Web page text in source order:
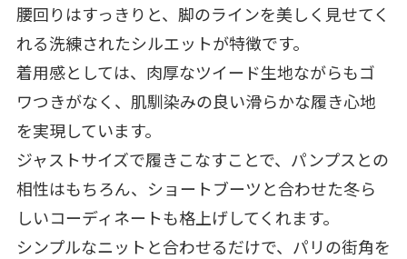
腰回りはすっきりと、脚のラインを美しく見せてく
れる洗練されたシルエットが特徴です。
着用感としては、肉厚なツイード生地ながらもゴ
ワつきがなく、肌馴染みの良い滑らかな履き心地
を実現しています。
ジャストサイズで履きこなすことで、パンプスとの
相性はもちろん、ショートブーツと合わせた冬ら
しいコーディネートも格上げしてくれます。
シンプルなニットと合わせるだけで、パリの街角を